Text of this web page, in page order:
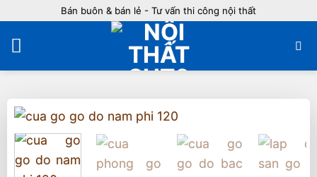
nội
dung
Bán buôn & bán lẻ - Tư vấn thi công nội thất